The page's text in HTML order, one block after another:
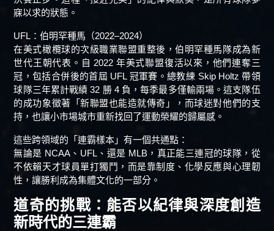
寐以求的狀態。
UFL：伯明罕種馬（2022–2024）
在美式橄欖球的次級職業聯盟重整後，伯明罕種馬隊成為新
世代王朝代表。自 2022 年美式聯盟復活以來，他們連奪三
冠，包括合併後的首屆 UFL 冠軍賽。總教練 Skip Holtz 帶領
球隊三年累計戰績 32 勝 4 負，每季最多僅輸兩場。這支隊伍
的成功象徵著「新聯盟也能造就傳奇」，而球迷對他們的支
持，也讓小市場城市重新找回了運動榮耀的歸屬感。
這些跨領域的「連霸樣本」有一個共通點：
無論是 NCAA、UFL、還是 MLB，真正能三連冠的球隊，從
不依賴天才球員單打獨鬥，而是靠制度、化學反應與心理韌
性，讓勝利成為集體文化的一部分。
道奇的挑戰：能否以紀律與深度創造
新時代的三連霸